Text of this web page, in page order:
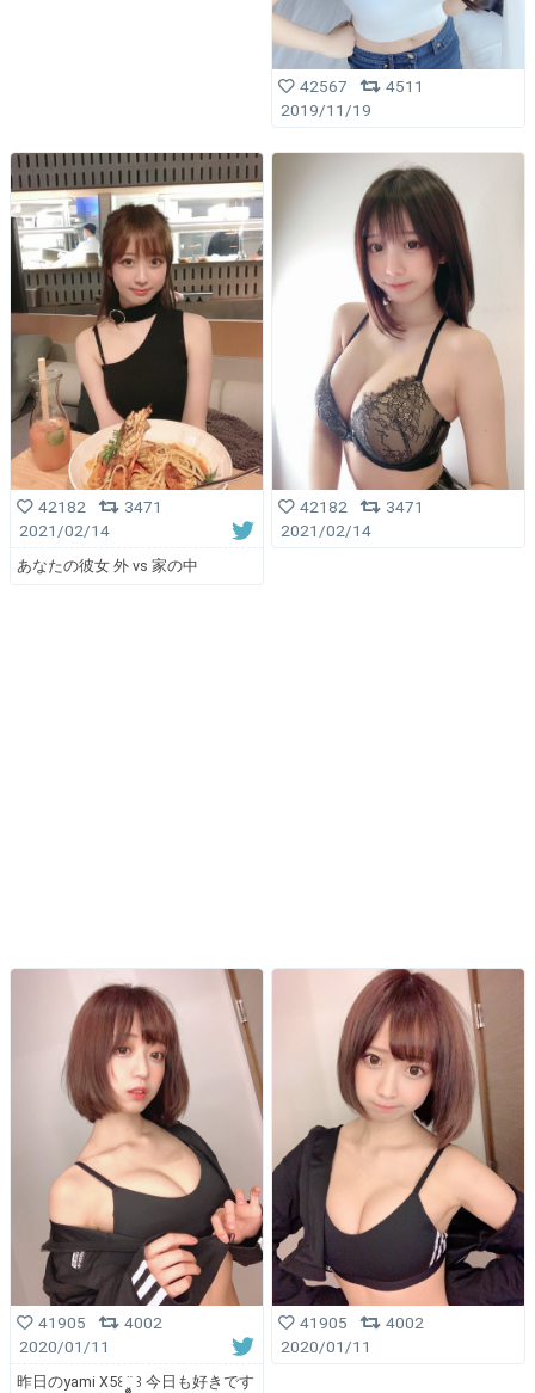
42567
4511
2019/11/19
42182
3471
2021/02/14
あなたの彼女 外 vs 家の中
42182
3471
2021/02/14
41905
4002
2020/01/11
昨日のyami X5꒰ ¨̮͚ ꒱ 今日も好きです
41905
4002
2020/01/11